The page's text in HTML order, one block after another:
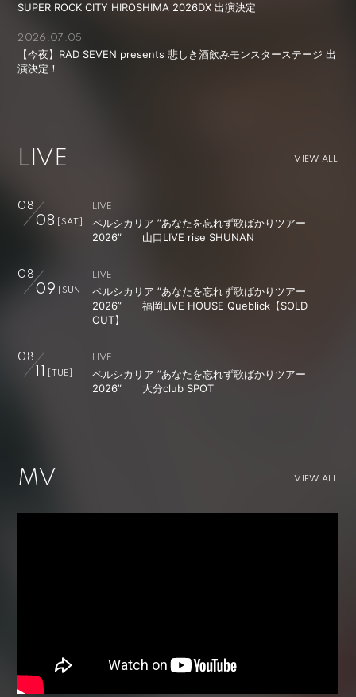
SUPER ROCK CITY HIROSHIMA 2026DX 出演決定
2026.07.05
【今夜】RAD SEVEN presents 悲しき酒飲みモンスターステージ 出
演決定！
LIVE VIEW ALL
08
08 [SAT]
LIVE
ペルシカリア ”あなたを忘れず歌ばかりツアー
2026” 山口LIVE rise SHUNAN
08
09 [SUN]
LIVE
ペルシカリア ”あなたを忘れず歌ばかりツアー
2026” 福岡LIVE HOUSE Queblick【SOLD
OUT】
08
[TUE]
LIVE
ペルシカリア ”あなたを忘れず歌ばかりツアー
2026” 大分club SPOT
MV VIEW ALL